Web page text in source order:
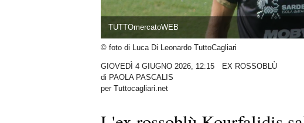
TUTTOmercatoWEB
© foto di Luca Di Leonardo TuttoCagliari
GIOVEDÌ 4 GIUGNO 2026, 12:15
EX ROSSOBLÙ
di PAOLA PASCALIS
per Tuttocagliari.net